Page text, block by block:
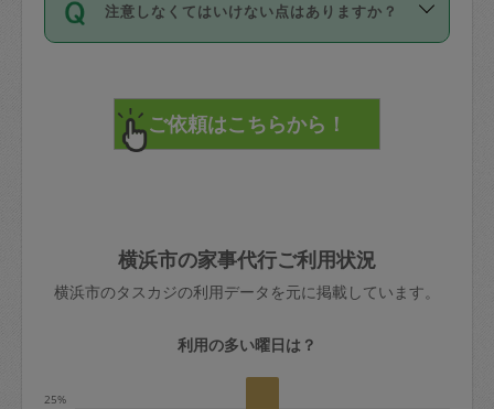
詳細FAQ：
損害賠償保険について教えて
72時間を超える※と、以下のキャンセル
料が発生します。
直前キャンセル料：
72時間前〜24時間前＝依頼料金の50%
依頼者不在による当日キャンセル＝依頼
金額の100%＋交通費全額
※例：依頼日時／土曜日午前9時開始の場
まず、条件の合う気になるタスカジさ
みてください。
その後、一番気に入ったタスカジさんに
が必要です。数回の依頼ののち、タスカ
ジさんと依頼者の間で十分な信頼関係が
てください。
不在時に部屋に入るためにタスカジさん
きた場合は損害保険の対象外となるので
ご注意ください。
注意しなくてはいけない点はありますか？
で、必ず鍵のかかるロッカーや金庫に入
れて依頼者の責任の元管理するよう心掛
けてください。
玉、など
あわせてこちらも参照ください：初めて
はありますか？
横浜市の家事代行ご利用状況
横浜市のタスカジの利用データを元に掲載しています。
利用の多い曜日は？
25%